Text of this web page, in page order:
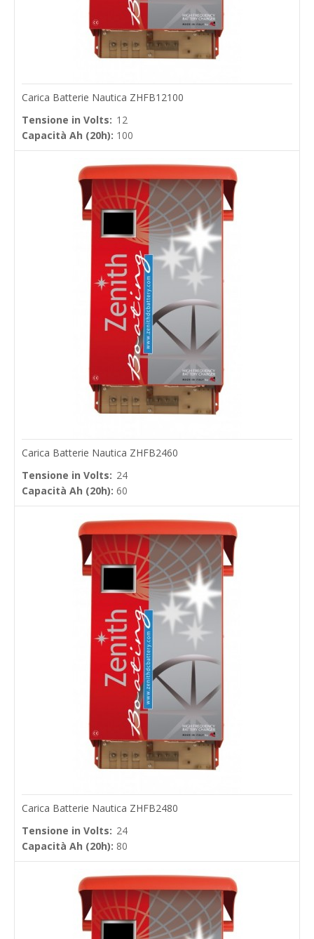
Carica Batterie Nautica ZHFB12100
Tensione in Volts: 12
Capacità Ah (20h): 100
Carica Batterie Nautica ZHFB2460
Tensione in Volts: 24
Capacità Ah (20h): 60
Carica Batterie Nautica ZHFB2480
Tensione in Volts: 24
Capacità Ah (20h): 80